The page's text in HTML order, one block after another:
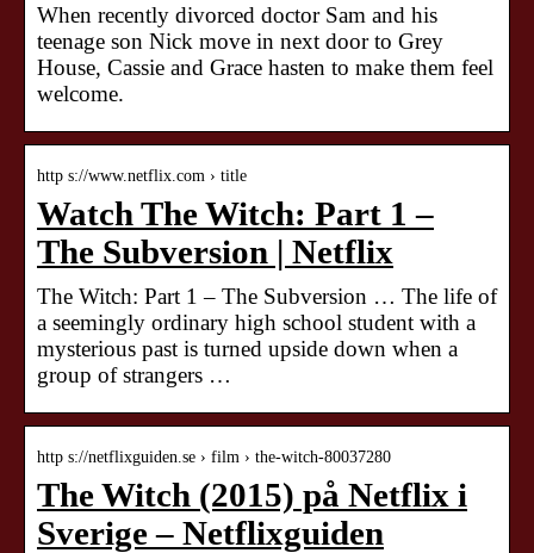
When recently divorced doctor Sam and his
teenage son Nick move in next door to Grey
House, Cassie and Grace hasten to make them feel
welcome.
http s://www.netflix.com › title
Watch The Witch: Part 1 –
The Subversion | Netflix
The Witch: Part 1 – The Subversion … The life of
a seemingly ordinary high school student with a
mysterious past is turned upside down when a
group of strangers …
http s://netflixguiden.se › film › the-witch-80037280
The Witch (2015) på Netflix i
Sverige – Netflixguiden